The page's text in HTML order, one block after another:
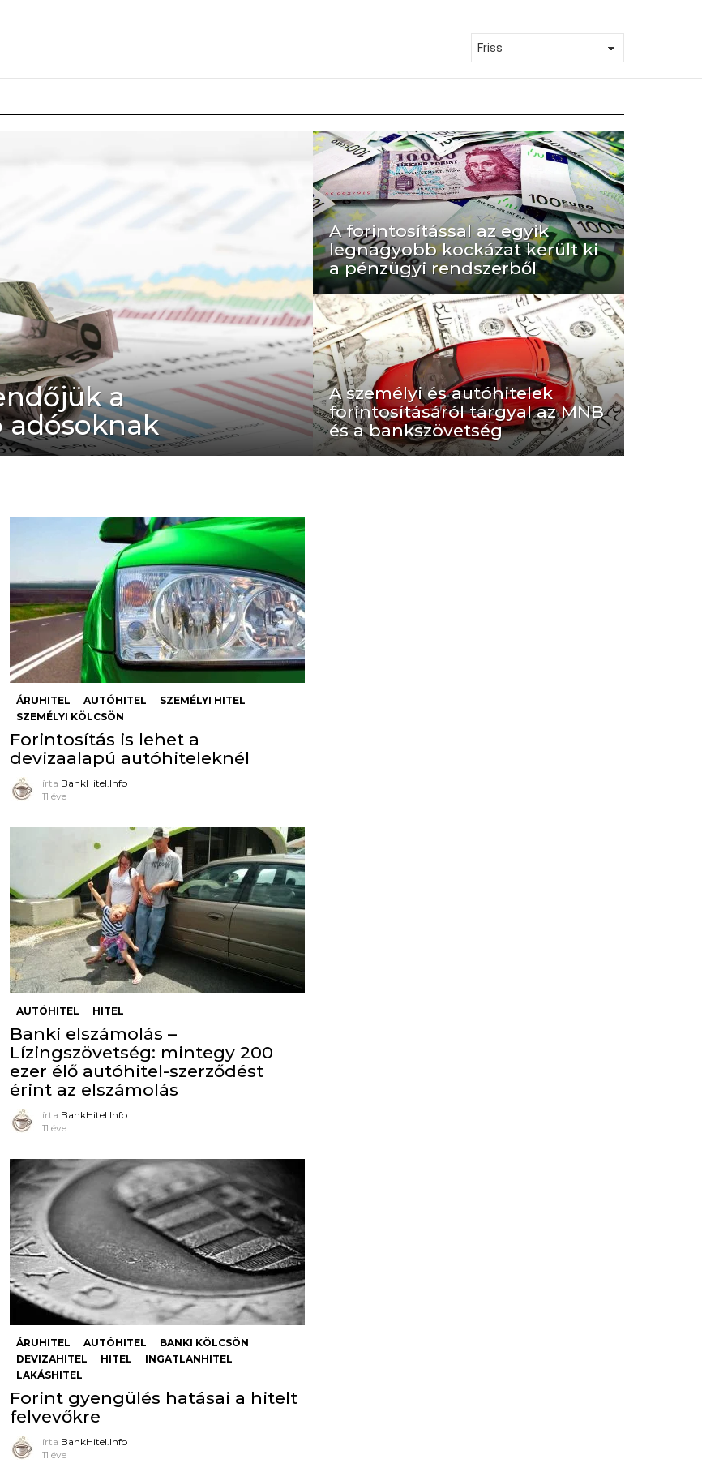
a
A forintosítással az egyik
legnagyobb kockázat került ki
a pénzügyi rendszerből
A személyi és autóhitelek
forintosításáról tárgyal az MNB
és a bankszövetség
ÁRUHITEL AUTÓHITEL
SZEMÉLYI HITEL
SZEMÉLYI KÖLCSÖN
Forintosítás is lehet a
devizaalapú autóhiteleknél
írta BankHitel.Info
11 éve
AUTÓHITEL HITEL
Banki elszámolás –
Lízingszövetség: mintegy 200
ezer élő autóhitel-szerződést
érint az elszámolás
írta BankHitel.Info
11 éve
ÁRUHITEL AUTÓHITEL
BANKI KÖLCSÖN
DEVIZAHITEL
HITEL
INGATLANHITEL
LAKÁSHITEL
Forint gyengülés hatásai a hitelt
felvevőkre
írta BankHitel.Info
11 éve